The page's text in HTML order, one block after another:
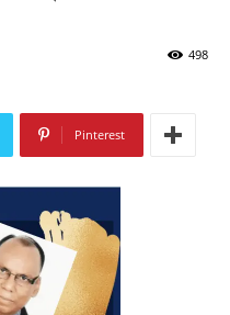
498
Pinterest